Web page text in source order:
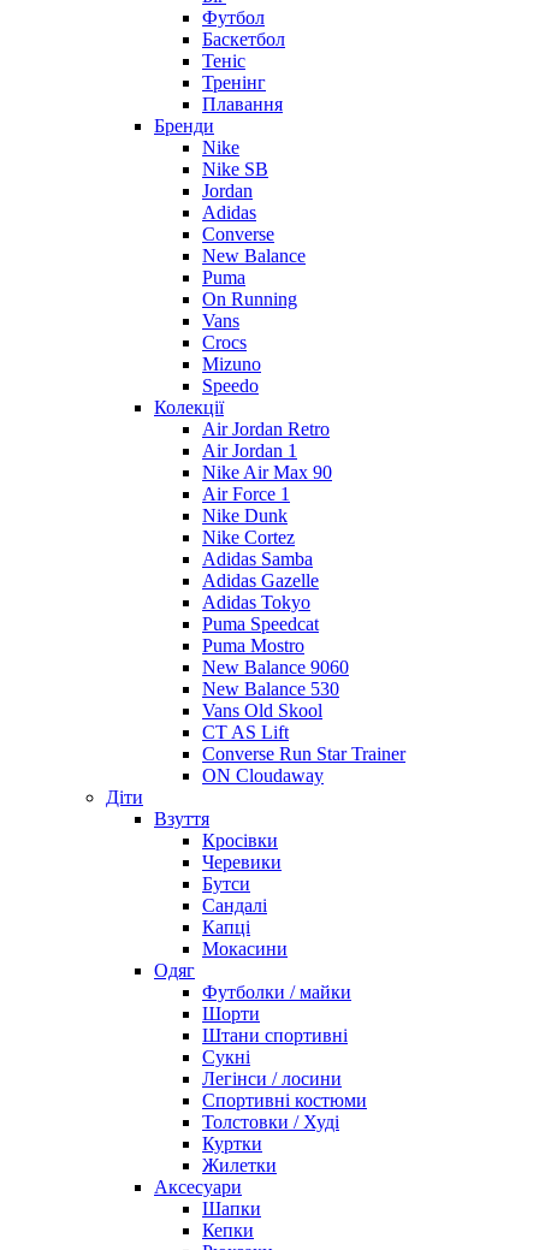
Футбол
Баскетбол
Теніс
Тренінг
Плавання
Бренди
Nike
Nike SB
Jordan
Adidas
Converse
New Balance
Puma
On Running
Vans
Crocs
Mizuno
Speedo
Колекції
Air Jordan Retro
Air Jordan 1
Nike Air Max 90
Air Force 1
Nike Dunk
Nike Cortez
Adidas Samba
Adidas Gazelle
Adidas Tokyo
Puma Speedcat
Puma Mostro
New Balance 9060
New Balance 530
Vans Old Skool
CT AS Lift
Converse Run Star Trainer
ON Cloudaway
Діти
Взуття
Кросівки
Черевики
Бутси
Сандалі
Капці
Мокасини
Одяг
Футболки / майки
Шорти
Штани спортивні
Сукні
Легінси / лосини
Спортивні костюми
Толстовки / Худі
Куртки
Жилетки
Аксесуари
Шапки
Кепки